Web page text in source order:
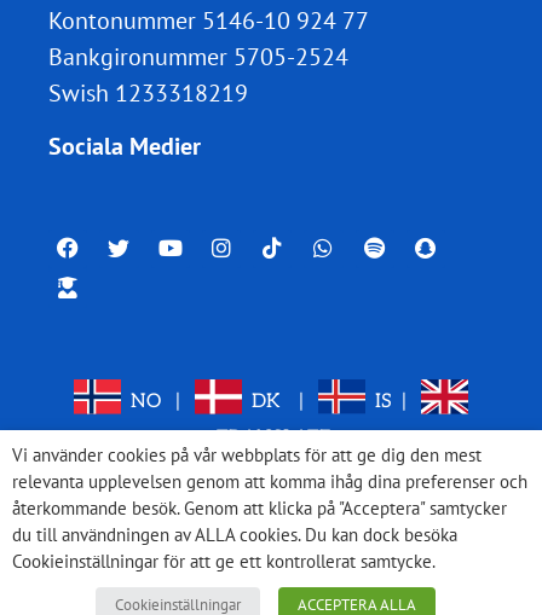
Kontonummer 5146-10 924 77
Bankgironummer 5705-2524
Swish 1233318219
Sociala Medier
NO DK IS
TRANSLATE
Vi använder cookies på vår webbplats för att ge dig den mest
relevanta upplevelsen genom att komma ihåg dina preferenser och
återkommande besök. Genom att klicka på "Acceptera" samtycker
du till användningen av ALLA cookies. Du kan dock besöka
Cookieinställningar för att ge ett kontrollerat samtycke.
Cookieinställningar ACCEPTERA ALLA